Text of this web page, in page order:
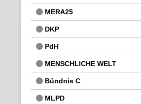
MERA25
DKP
PdH
MENSCHLICHE WELT
Bündnis C
MLPD